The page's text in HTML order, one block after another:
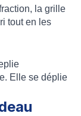
la grille
tout en les
Elle se déplie